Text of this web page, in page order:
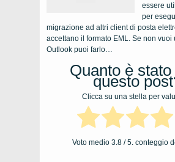
essere
per
migrazione ad altri client di posta
accettano il formato EML. Se non vuoi
Outlook puoi farlo…
Quanto è
questo
Clicca su una stella per
Voto medio 3.8 / 5. conteggio